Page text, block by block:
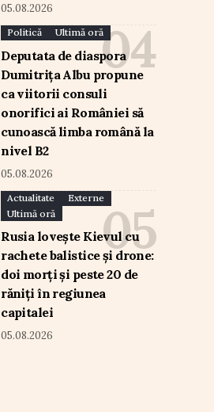
05.08.2026
Politică Ultimă oră
Deputata de diaspora
Dumitrița Albu propune
ca viitorii consuli
onorifici ai României să
cunoască limba română la
nivel B2
05.08.2026
Actualitate
Externe
Ultimă oră
Rusia lovește Kievul cu
rachete balistice și drone:
doi morți și peste 20 de
răniți în regiunea
capitalei
05.08.2026